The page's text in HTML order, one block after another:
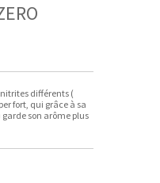
différents (
fort, qui grâce à sa
son arôme plus